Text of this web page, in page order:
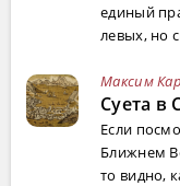
единый
левых, но
Максим
Суета в
Если
Ближнем
то видно,